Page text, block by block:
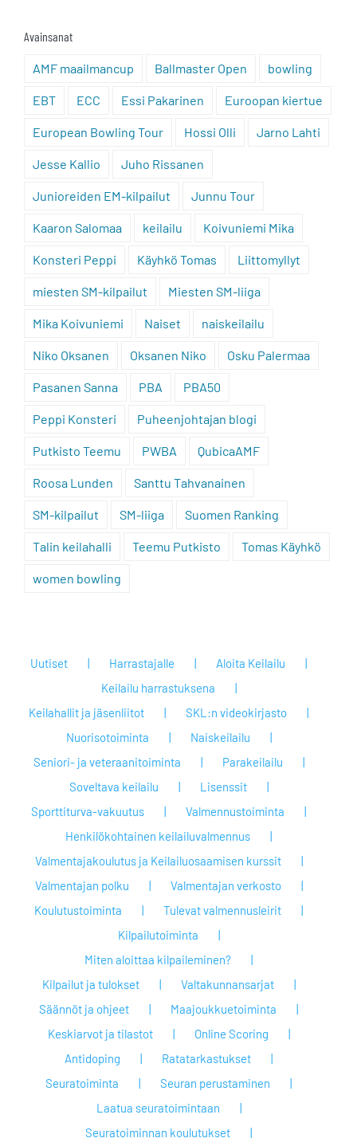
Avainsanat
AMF maailmancup Ballmaster Open bowling
EBT ECC Essi Pakarinen Euroopan kiertue
European Bowling Tour Hossi Olli Jarno Lahti
Jesse Kallio Juho Rissanen
Junioreiden EM-kilpailut Junnu Tour
Kaaron Salomaa keilailu Koivuniemi Mika
Konsteri Peppi Käyhkö Tomas Liittomyllyt
miesten SM-kilpailut Miesten SM-liiga
Mika Koivuniemi Naiset naiskeilailu
Niko Oksanen Oksanen Niko Osku Palermaa
Pasanen Sanna PBA PBA50
Peppi Konsteri Puheenjohtajan blogi
Putkisto Teemu PWBA QubicaAMF
Roosa Lunden Santtu Tahvanainen
SM-kilpailut SM-liiga Suomen Ranking
Talin keilahalli Teemu Putkisto Tomas Käyhkö
women bowling
Uutiset Harrastajalle
Aloita Keilailu
Keilailu harrastuksena
Keilahallit ja jäsenliitot
SKL:n videokirjasto
Nuorisotoiminta
Naiskeilailu
Seniori- ja veteraanitoiminta
Parakeilailu
Soveltava keilailu
Lisenssit
Sporttiturva-vakuutus
Valmennustoiminta
Henkilökohtainen keilailuvalmennus
Valmentajakoulutus ja Keilailuosaamisen kurssit
Valmentajan polku
Valmentajan verkosto
Koulutustoiminta
Tulevat valmennusleirit
Kilpailutoiminta
Miten aloittaa kilpaileminen?
Kilpailut ja tulokset
Valtakunnansarjat
Säännöt ja ohjeet
Maajoukkuetoiminta
Keskiarvot ja tilastot
Online Scoring
Antidoping
Ratatarkastukset
Seuratoiminta
Seuran perustaminen
Laatua seuratoimintaan
Seuratoiminnan koulutukset